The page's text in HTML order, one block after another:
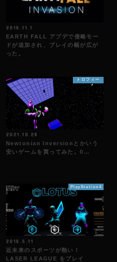
2018.11.1
EARTH FALL アプデで侵略モー
ドが追加され、プレイの幅が広が
った。
トロフィー
2021.10.28
Newtonian Inversionとかいう
安いゲームを買ってみた。0…
PlayStation4
2018.5.11
近未来のスポーツが熱い！
LASER LEAGUE をプレイ